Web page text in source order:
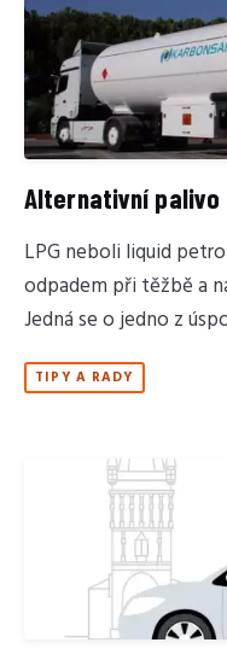
Alternativní palivo
LPG neboli liquid
odpadem při těžbě a
Jedná se o jedno z
TIPY A RADY